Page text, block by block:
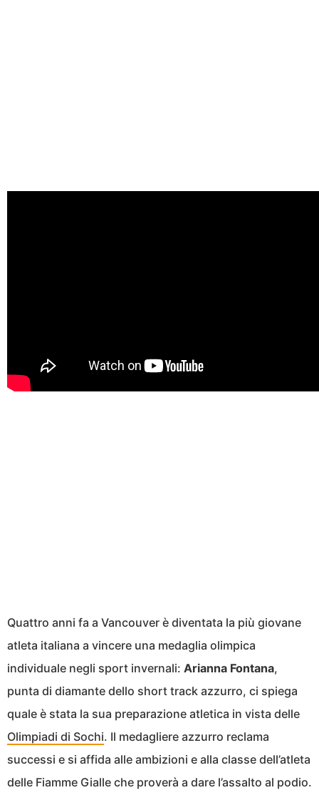
Quattro anni fa a Vancouver è diventata la più giovane
atleta italiana a vincere una medaglia olimpica
individuale negli sport invernali: Arianna Fontana,
punta di diamante dello short track azzurro, ci spiega
quale è stata la sua preparazione atletica in vista delle
Olimpiadi di Sochi. Il medagliere azzurro reclama
successi e si affida alle ambizioni e alla classe dell’atleta
delle Fiamme Gialle che proverà a dare l’assalto al podio.